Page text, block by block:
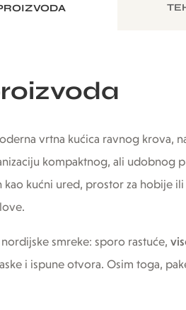
vrtna kućica ravnog krova,
kompaktnog, ali udobnog
kao kućni ured, prostor za hobije
smreke: sporo rastuće,
i ispune otvora. Osim toga,